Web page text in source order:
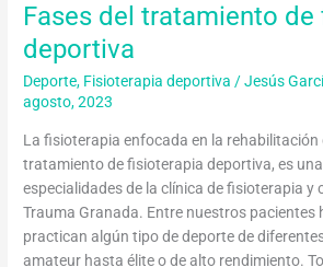
Fases del tratamiento
deportiva
Deporte, Fisioterapia deportiva /Jesús
agosto, 2023
La fisioterapia enfocada en la rehabilitación
tratamiento de fisioterapia deportiva, es
especialidades de la clínica de fisioterapia y
Trauma Granada. Entre nuestros pacientes
practican algún tipo de deporte de
amateur hasta élite o de alto rendimiento.